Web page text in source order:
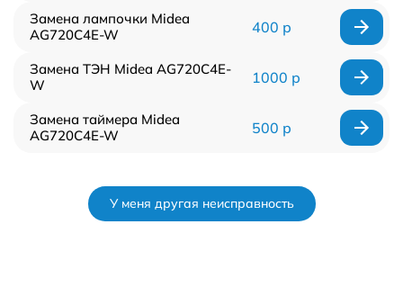
Замена лампочки Midea
AG720C4E-W
400 р
Замена ТЭН Midea AG720C4E-
W
1000 р
Замена таймера Midea
AG720C4E-W
500 р
У меня другая неисправность